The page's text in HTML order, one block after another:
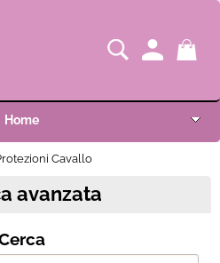
Home
Shop Cavallo
avanzata